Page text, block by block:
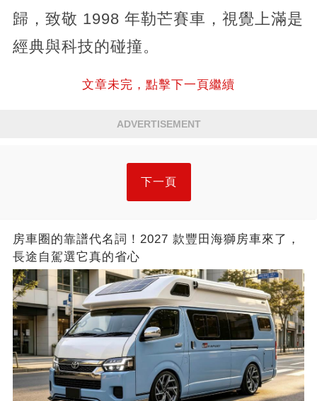
歸，致敬 1998 年勒芒賽車，視覺上滿是
經典與科技的碰撞。
文章未完，點擊下一頁繼續
ADVERTISEMENT
下一頁
房車圈的靠譜代名詞！2027 款豐田海獅房車來了，
長途自駕選它真的省心